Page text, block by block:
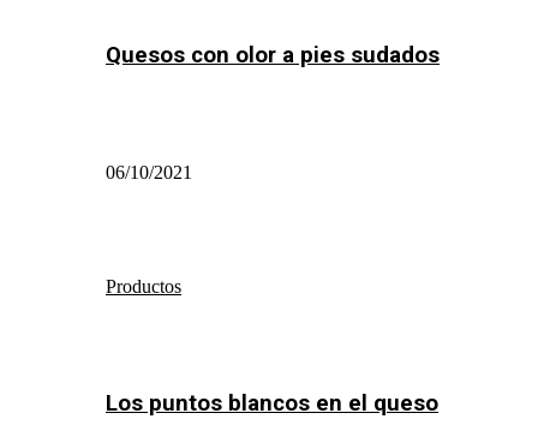
Quesos con olor a pies sudados
06/10/2021
Productos
Los puntos blancos en el queso